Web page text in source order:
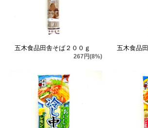
五木食品田舎そば２００ｇ
267円(8%)
五木食品